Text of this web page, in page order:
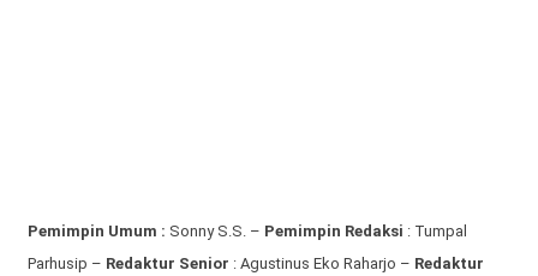
Pemimpin Umum : Sonny S.S. – Pemimpin Redaksi : Tumpal
Parhusip – Redaktur Senior : Agustinus Eko Raharjo – Redaktur